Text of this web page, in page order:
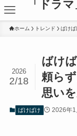
「ドラ
ホーム トレンド ばけば
ばけ
頼ら
思い
2026
2/18
ばけばけ 2026年1